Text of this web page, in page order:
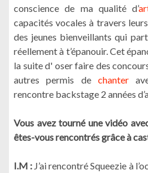
conscience de ma qualité d’
capacités vocales à travers
des jeunes bienveillants qui
réellement à t’épanouir. Cet
la suite d' oser faire des
autres permis dechanter
rencontre backstage 2 années
Vous avez tourné une vidéo
êtes-vous rencontrés grâce à
I.M : J’ai rencontré Squeezie à